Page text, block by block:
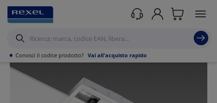
• Conosci il codice prodotto? Vai all'acquisto rapido
Prodotti /Illuminazione /Panel led/